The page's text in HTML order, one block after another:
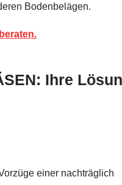
Bodenbelägen.
Ihre
einer nachträglich